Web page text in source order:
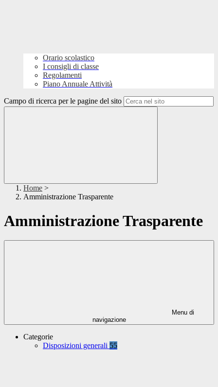
Orario scolastico
I consigli di classe
Regolamenti
Piano Annuale Attività
Campo di ricerca per le pagine del sito
Home >
Amministrazione Trasparente
Amministrazione Trasparente
Menu di
navigazione
Categorie
Disposizioni generali 55